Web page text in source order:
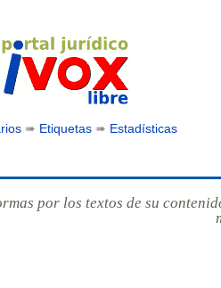
➠ Etiquetas➠ Estadísticas
por los textos de su